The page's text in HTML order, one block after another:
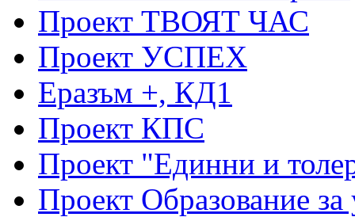
Проект ТВОЯТ ЧАС
Проект УСПЕХ
Еразъм +, КД1
Проект КПС
Проект "Единни и
Проект Образование